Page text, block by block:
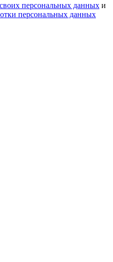
персональных данных и
персональных данных